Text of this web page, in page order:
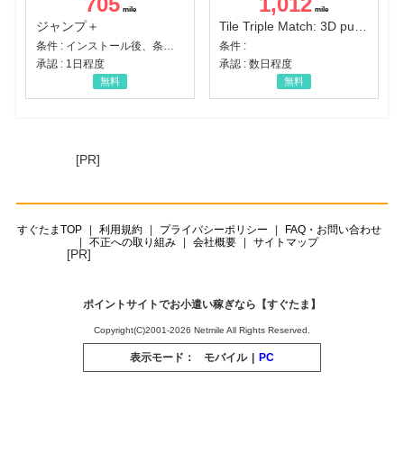
ジャンプ＋
承認 : 1日程度
無料
条件 :
承認 : 数日程度
無料
[PR]
すぐたまTOP 利用規約 プライバシーポリシー
FAQ・お問い合わせ
不正への取り組み
会社概要 サイトマップ
[PR]
ポイントサイトでお小遣い稼ぎなら【すぐたま】
Copyright(C)2001-2026 Netmile All Rights Reserved.
表示モード： モバイル | PC